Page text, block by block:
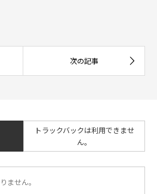
トラックバックは利用できませ
ん。
ません。